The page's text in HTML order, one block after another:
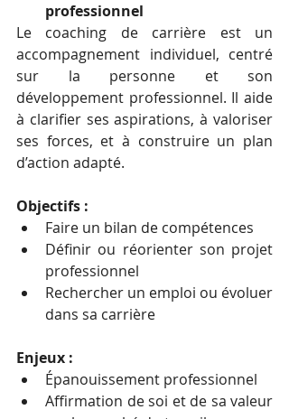
professionnel
Le coaching de carrière est un
accompagnement individuel, centré
sur la personne et son
développement professionnel. Il aide
à clarifier ses aspirations, à valoriser
ses forces, et à construire un plan
d’action adapté.
Objectifs :
Faire un bilan de compétences
Définir ou réorienter son projet
professionnel
Rechercher un emploi ou évoluer
dans sa carrière
Enjeux :
Épanouissement professionnel
Affirmation de soi et de sa valeur